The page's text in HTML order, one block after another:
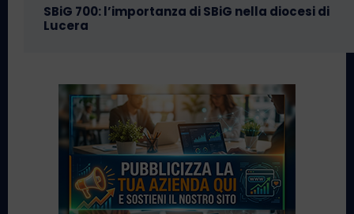
SBiG 700: l’importanza di SBiG nella diocesi di
Lucera